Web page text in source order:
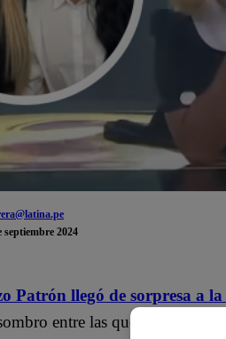
septiembre 2024
Patrón llegó de sorpresa a
entre las que estaban en